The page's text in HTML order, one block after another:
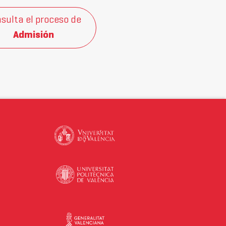
el proceso de
Admisión